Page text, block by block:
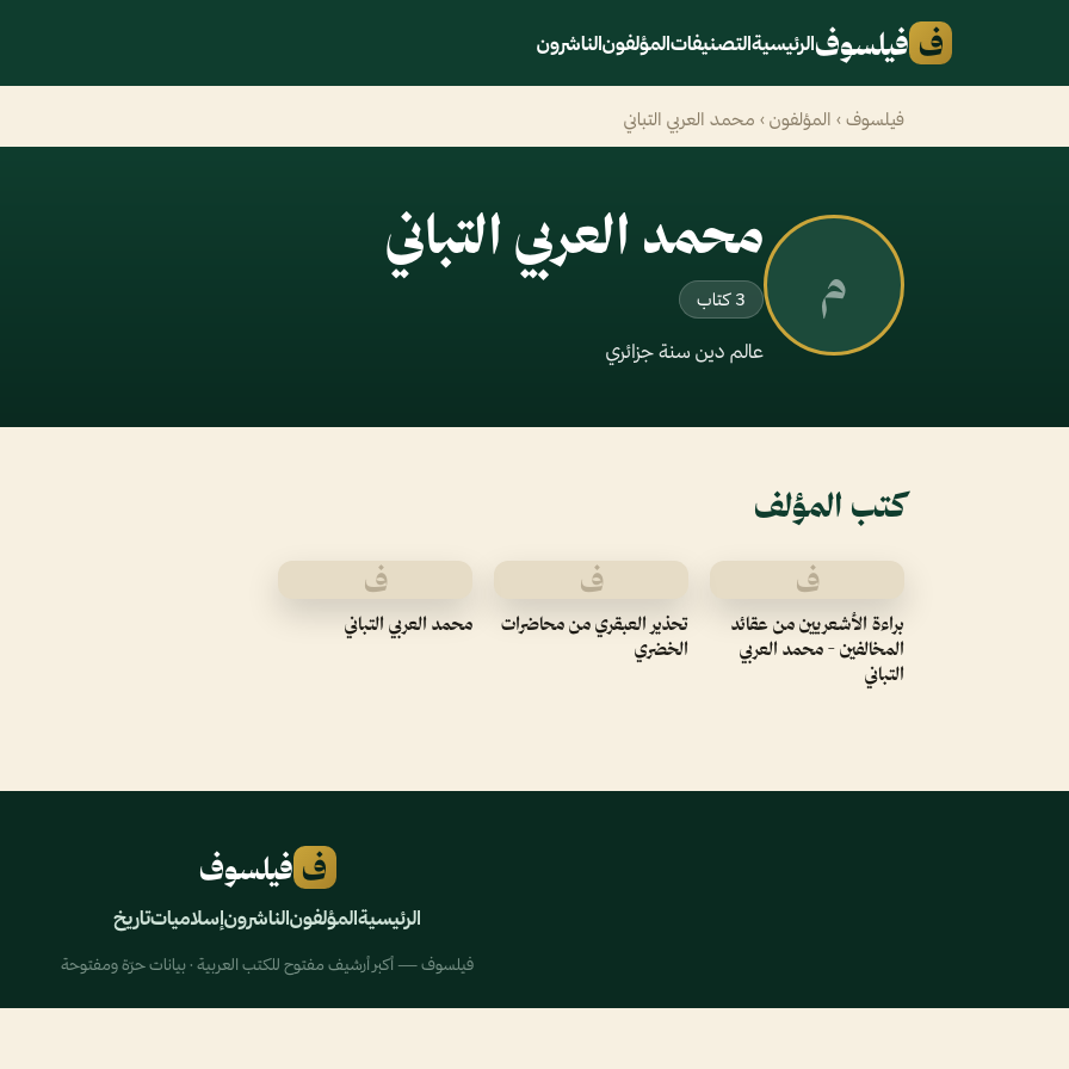
ف فيلسوفالرئيسيةالتصنيفاتالمؤلفونالناشرون
فيلسوف › المؤلفون › محمد العربي التباني
م
محمد العربي التباني
3 كتاب
عالم دين سنة جزائري
كتب المؤلف
ف
براءة الأشعريين من عقائد
المخالفين - محمد العربي
التباني
ف
تحذير العبقري من محاضرات
الخضري
ف
محمد العربي التباني
ف فيلسوف
الرئيسيةالمؤلفونالناشرونإسلامياتتاريخ
فيلسوف — أكبر أرشيف مفتوح للكتب العربية · بيانات حرّة ومفتوحة